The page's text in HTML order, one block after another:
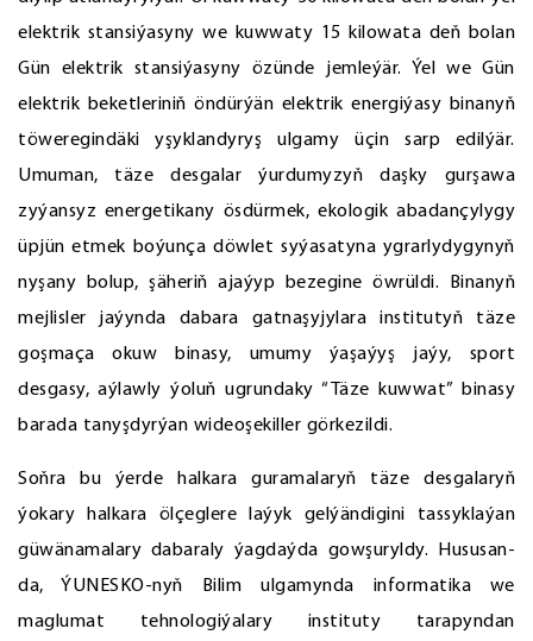
elektrik stansiýasyny we kuwwaty 15 kilowata deň bolan
Gün elektrik stansiýasyny özünde jemleýär. Ýel we Gün
elektrik beketleriniň öndürýän elektrik energiýasy binanyň
töweregindäki yşyklandyryş ulgamy üçin sarp edilýär.
Umuman, täze desgalar ýurdumyzyň daşky gurşawa
zyýansyz energetikany ösdürmek, ekologik abadançylygy
üpjün etmek boýunça döwlet syýasatyna ygrarlydygynyň
nyşany bolup, şäheriň ajaýyp bezegine öwrüldi. Binanyň
mejlisler jaýynda dabara gatnaşyjylara institutyň täze
goşmaça okuw binasy, umumy ýaşaýyş jaýy, sport
desgasy, aýlawly ýoluň ugrundaky “Täze kuwwat” binasy
barada tanyşdyrýan wideoşekiller görkezildi.
Soňra bu ýerde halkara guramalaryň täze desgalaryň
ýokary halkara ölçeglere laýyk gelýändigini tassyklaýan
güwänamalary dabaraly ýagdaýda gowşuryldy. Hususan-
da, ÝUNESKO-nyň Bilim ulgamynda informatika we
maglumat tehnologiýalary instituty tarapyndan